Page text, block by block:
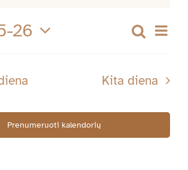
and
Views
Paieška
Diena
26
Kita diena
Prenumeruoti kalendorių